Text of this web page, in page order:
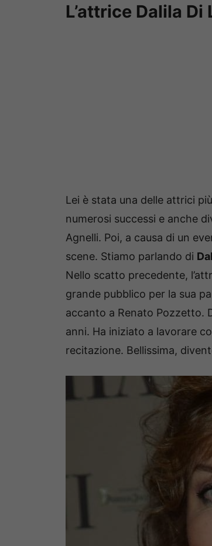
L’attrice Dalila Di
Lei è stata una delle attrici
numerosi successi e anche
Agnelli. Poi, a causa di un
scene. Stiamo parlando di
Nello scatto precedente,
grande pubblico per la sua
accanto a Renato Pozzetto.
anni. Ha iniziato a lavorare
recitazione. Bellissima,